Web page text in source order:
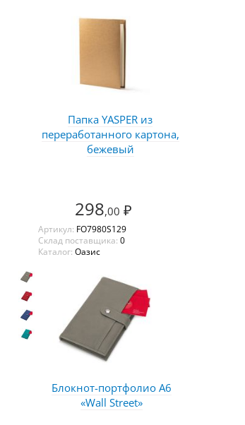
Папка YASPER из
переработанного картона,
бежевый
298,00 ₽
Артикул: FO7980S129
Склад поставщика: 0
Каталог: Оазис
Блокнот-портфолио А6
«Wall Street»